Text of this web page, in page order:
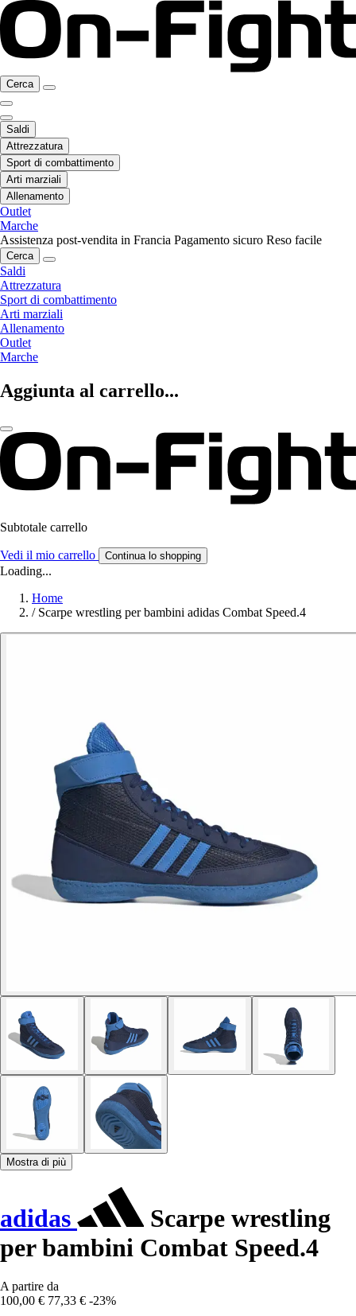
Cerca
Saldi
Attrezzatura
Sport di combattimento
Arti marziali
Allenamento
Outlet
Marche
Assistenza post-vendita in Francia Pagamento sicuro Reso facile
Cerca
Saldi
Attrezzatura
Sport di combattimento
Arti marziali
Allenamento
Outlet
Marche
Aggiunta al carrello...
Subtotale carrello
Vedi il mio carrello Continua lo shopping
Loading...
Home
/ Scarpe wrestling per bambini adidas Combat Speed.4
Mostra di più
adidas
Scarpe wrestling
per bambini Combat Speed.4
A partire da
100,00 € 77,33 € -23%